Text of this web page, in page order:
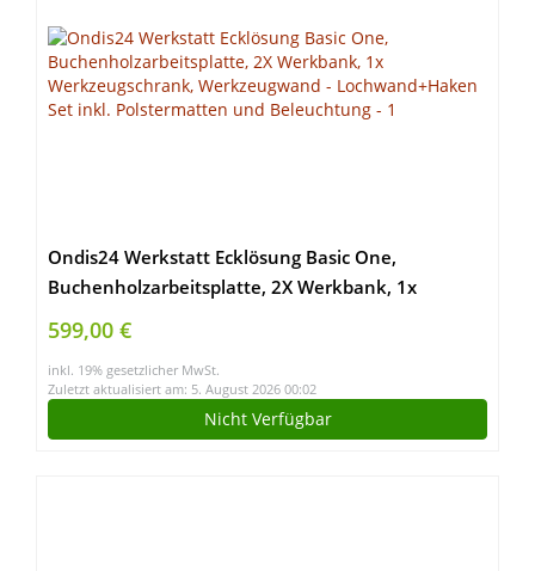
Ondis24 Werkstatt Ecklösung Basic One,
Buchenholzarbeitsplatte, 2X Werkbank, 1x
Werkzeugschrank, Werkzeugwand –
Lochwand+Haken Set inkl. Polstermatten und
Beleuchtung
599,00 €
inkl. 19% gesetzlicher MwSt.
Zuletzt aktualisiert am: 5. August 2026 00:02
Nicht Verfügbar